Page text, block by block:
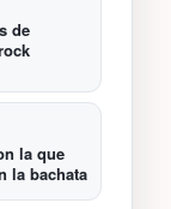
de
la que
la bachata